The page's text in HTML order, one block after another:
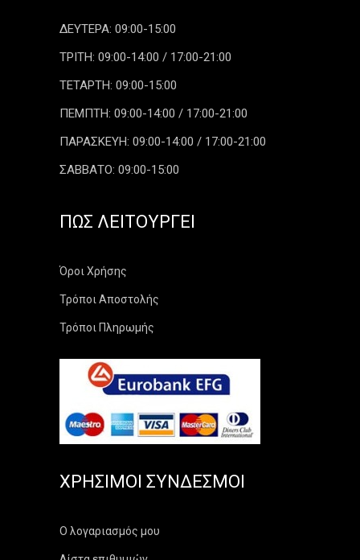
ΔΕΥΤΕΡΑ: 09:00-15:00
ΤΡΙΤΗ: 09:00-14:00 / 17:00-21:00
ΤΕΤΑΡΤΗ: 09:00-15:00
ΠΕΜΠΤΗ: 09:00-14:00 / 17:00-21:00
ΠΑΡΑΣΚΕΥΗ: 09:00-14:00 / 17:00-21:00
ΣΑΒΒΑΤΟ: 09:00-15:00
ΠΏΣ ΛΕΙΤΟΥΡΓΕΊ
Όροι Χρήσης
Τρόποι Αποστολής
Τρόποι Πληρωμής
ΧΡΉΣΙΜΟΙ ΣΎΝΔΕΣΜΟΙ
Ο λογαριασμός μου